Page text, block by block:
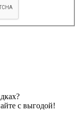
с выгодой!